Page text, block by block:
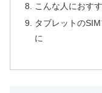
こんな人におす
タブレットの
に